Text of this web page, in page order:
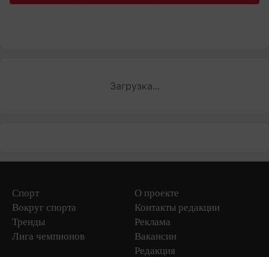
Загрузка...
Спорт
Вокруг спорта
Тренды
Лига чемпионов
О проекте
Контакты редакции
Реклама
Вакансии
Редакция